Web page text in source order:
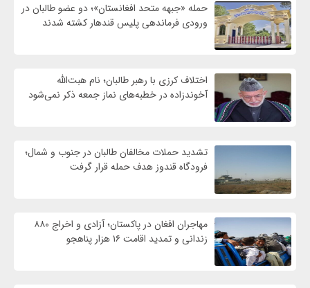
حمله «جبهه متحد افغانستان»؛ دو عضو طالبان در
ورودی فرماندهی پلیس قندهار کشته شدند
اختلاف کرزی با رهبر طالبان؛ نام هبت‌الله
آخوندزاده در خطبه‌های نماز جمعه ذکر نمی‌شود
تشدید حملات مخالفان طالبان در جنوب و شمال؛
فرودگاه قندوز هدف حمله قرار گرفت
مهاجران افغان در پاکستان؛ آزادی و اخراج ۸۸۰
زندانی و تمدید اقامت ۱۶ هزار پناهجو